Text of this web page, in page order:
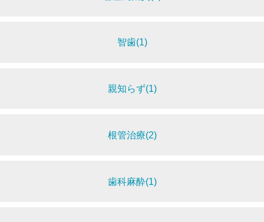
智歯(1)
親知らず(1)
根管治療(2)
歯科麻酔(1)